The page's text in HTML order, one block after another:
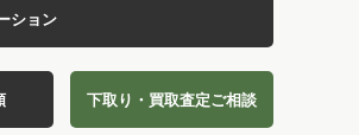
ション
下取り・買取査定ご相談